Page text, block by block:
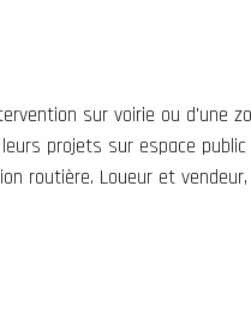
sur voirie ou d'une
projets sur espace
routière. Loueur et